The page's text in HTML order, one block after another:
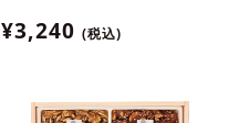
¥3,240 (税込)